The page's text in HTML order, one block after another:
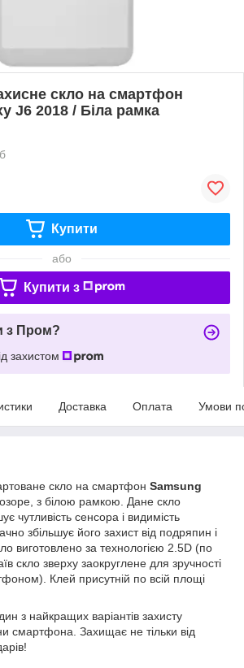
скло на смартфон
J6 2018 / Біла рамка
Купити
або
Купити з
з Пром?
захистом
Доставка Оплата Умови
скло на смартфон Samsung
з білою рамкою. Дане скло
чутливість сенсора і видимість
збільшує його захист від подряпин і
виготовлено за технологією 2.5D (по
скло зверху заокруглене для зручності
Клей присутній по всій площі
з найкращих варіантів захисту
смартфона. Захищає не тільки від